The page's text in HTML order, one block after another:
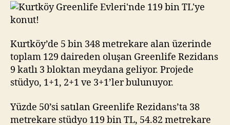
Kurtköy’de 5 bin 348 metrekare alan üzerinde
toplam 129 daireden oluşan Greenlife Rezidans
9 katlı 3 bloktan meydana geliyor. Projede
stüdyo, 1+1, 2+1 ve 3+1’ler bulunuyor.
Yüzde 50’si satılan Greenlife Rezidans’ta 38
metrekare stüdyo 119 bin TL, 54.82 metrekare